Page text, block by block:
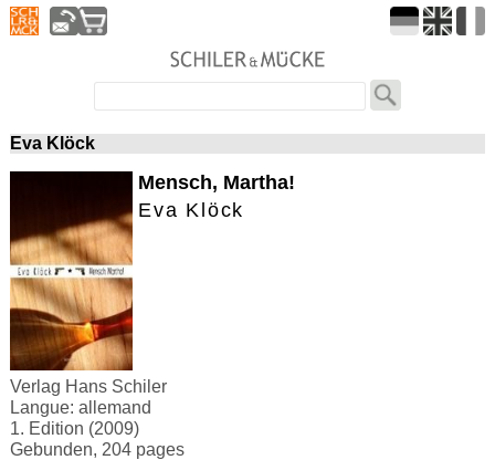
Eva Klöck
Mensch, Martha!
Eva Klöck
Verlag Hans Schiler
Langue: allemand
1. Edition (2009)
Gebunden, 204 pages